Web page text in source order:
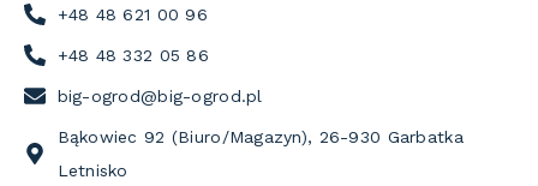
+48 48 621 00 96
+48 48 332 05 86
big-ogrod@big-ogrod.pl
Bąkowiec 92 (Biuro/Magazyn), 26-930 Garbatka
Letnisko